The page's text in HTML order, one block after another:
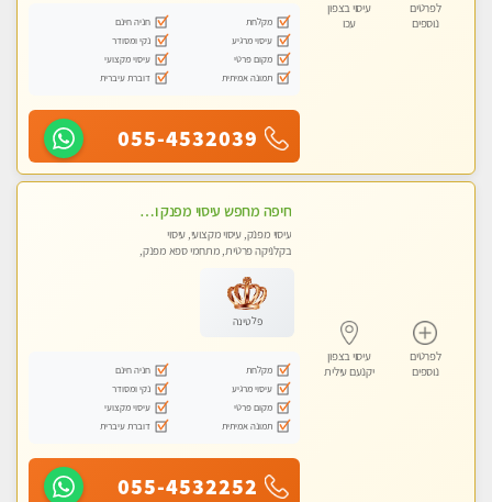
לפרטים
נוספים
עיסוי בצפון
עכו
מקלחת
חניה חינם
עיסוי מרגיע
נקי ומסודר
מקום פרטי
עיסוי מקצועי
תמונה אמיתית
דוברת עיברית
055-4532039
לפרטים
נוספים
עיסוי בצפון
יקנעם עילית
חיפה מחפש עיסוי מפנק ומרגיע ?
עיסוי מפנק, עיסוי מקצועי, עיסוי
בקלניקה פרטית, מתחמי ספא מפנק,
פלטינה
מקלחת
חניה חינם
עיסוי מרגיע
נקי ומסודר
מקום פרטי
עיסוי מקצועי
תמונה אמיתית
דוברת עיברית
055-4532252